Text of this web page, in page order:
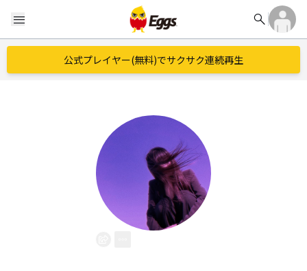
menu search
公式プレイヤー(無料)でサクサク連続再生